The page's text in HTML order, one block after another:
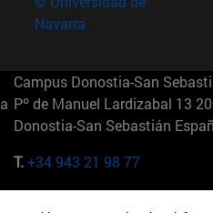
Navarra
Campus Donostia-San
Pº de Manuel Lardizabal 13
Donostia-San Sebastián
T.+34 943 21 98 77